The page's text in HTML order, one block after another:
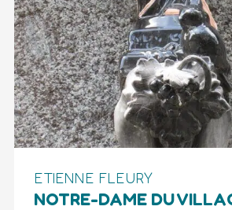
ETIENNE FLEURY
NOTRE-DAME DU